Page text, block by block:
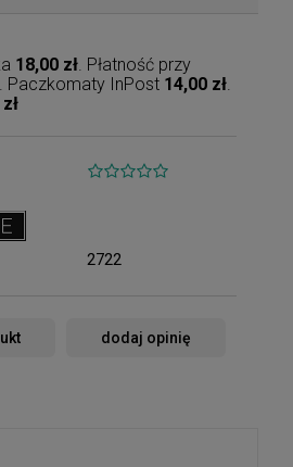
18,00 zł . Płatność przy
. Paczkomaty InPost 14,00 zł
2722
dodaj opinię